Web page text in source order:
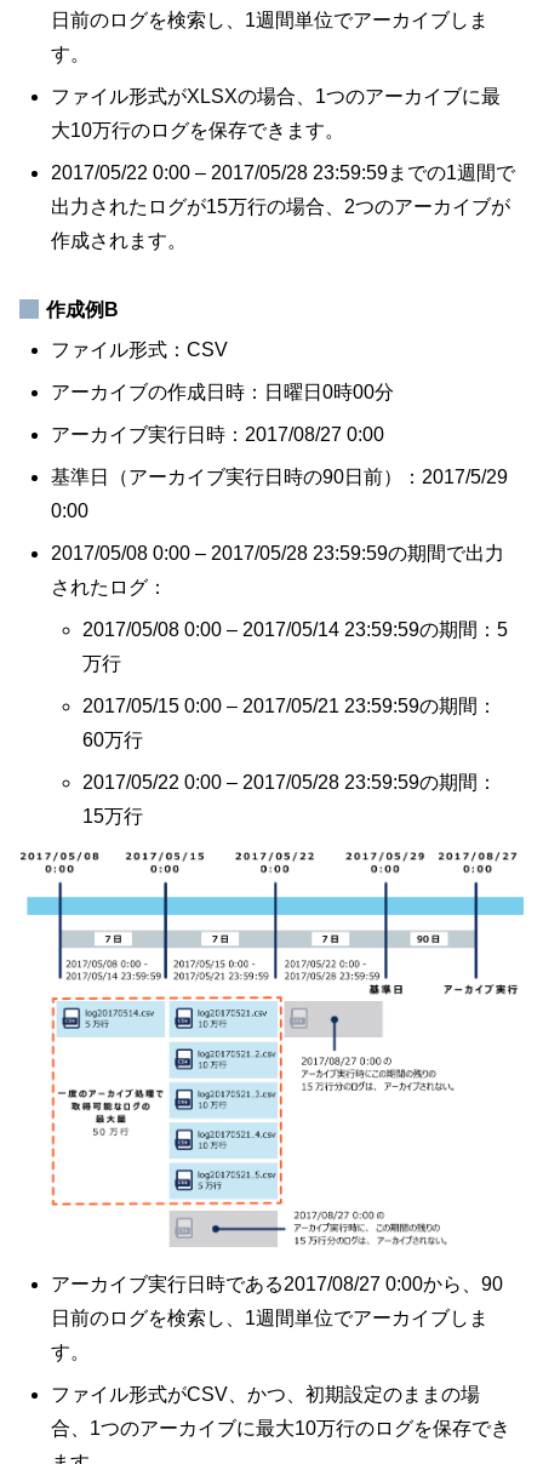
日前のログを検索し、1週間単位でアーカイブしま
す。
ファイル形式がXLSXの場合、1つのアーカイブに最
大10万行のログを保存できます。
2017/05/22 0:00 – 2017/05/28 23:59:59までの1週間で
出力されたログが15万行の場合、2つのアーカイブが
作成されます。
作成例B
ファイル形式：CSV
アーカイブの作成日時：日曜日0時00分
アーカイブ実行日時：2017/08/27 0:00
基準日（アーカイブ実行日時の90日前）：2017/5/29
0:00
2017/05/08 0:00 – 2017/05/28 23:59:59の期間で出力
されたログ：
2017/05/08 0:00 – 2017/05/14 23:59:59の期間：5
万行
2017/05/15 0:00 – 2017/05/21 23:59:59の期間：
60万行
2017/05/22 0:00 – 2017/05/28 23:59:59の期間：
15万行
アーカイブ実行日時である2017/08/27 0:00から、90
日前のログを検索し、1週間単位でアーカイブしま
す。
ファイル形式がCSV、かつ、初期設定のままの場
合、1つのアーカイブに最大10万行のログを保存でき